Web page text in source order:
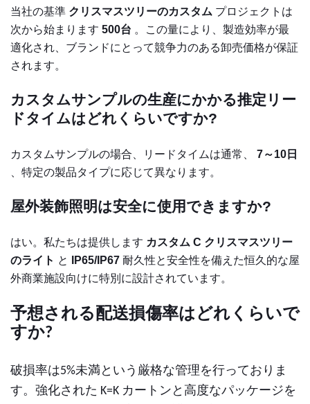
当社の基準 クリスマスツリーのカスタム プロジェクトは
次から始まります 500台 。この量により、製造効率が最
適化され、ブランドにとって競争力のある卸売価格が保証
されます。
カスタムサンプルの生産にかかる推定リー
ドタイムはどれくらいですか?
カスタムサンプルの場合、リードタイムは通常、 7～10日
、特定の製品タイプに応じて異なります。
屋外装飾照明は安全に使用できますか?
はい。私たちは提供します カスタム C クリスマスツリー
のライト と IP65/IP67 耐久性と安全性を備えた恒久的な屋
外商業施設向けに特別に設計されています。
予想される配送損傷率はどれくらいで
すか?
破損率は5%未満という厳格な管理を行っておりま
す。強化された K=K カートンと高度なパッケージを